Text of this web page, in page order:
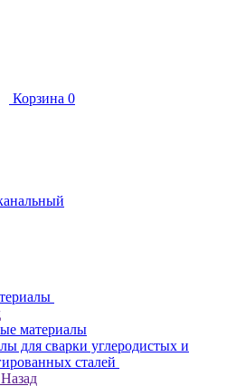
Корзина 0
материалы
для сварки углеродистых и
сталей
Назад